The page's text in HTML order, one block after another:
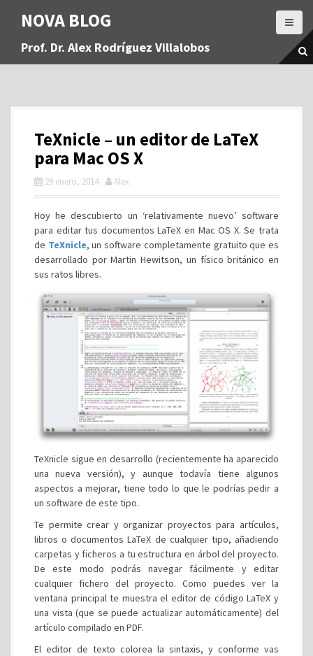
a
NOVA BLOG
Prof. Dr. Alex Rodríguez Villalobos
TeXnicle – un editor de LaTeX
para Mac OS X
29 enero, 2014 Alex
Hoy he descubierto un ‘relativamente nuevo’ software
para editar tus documentos LaTeX en Mac OS X. Se trata
de TeXnicle, un software completamente gratuito que es
desarrollado por Martin Hewitson, un físico británico en
sus ratos libres.
TeXnicle sigue en desarrollo (recientemente ha aparecido
una nueva versión), y aunque todavía tiene algunos
aspectos a mejorar, tiene todo lo que le podrías pedir a
un software de este tipo.
Te permite crear y organizar proyectos para artículos,
libros o documentos LaTeX de cualquier tipo, añadiendo
carpetas y ficheros a tu estructura en árbol del proyecto.
De este modo podrás navegar fácilmente y editar
cualquier fichero del proyecto. Como puedes ver la
ventana principal te muestra el editor de código LaTeX y
una vista (que se puede actualizar automáticamente) del
artículo compilado en PDF.
El editor de texto colorea la sintaxis, y conforme vas